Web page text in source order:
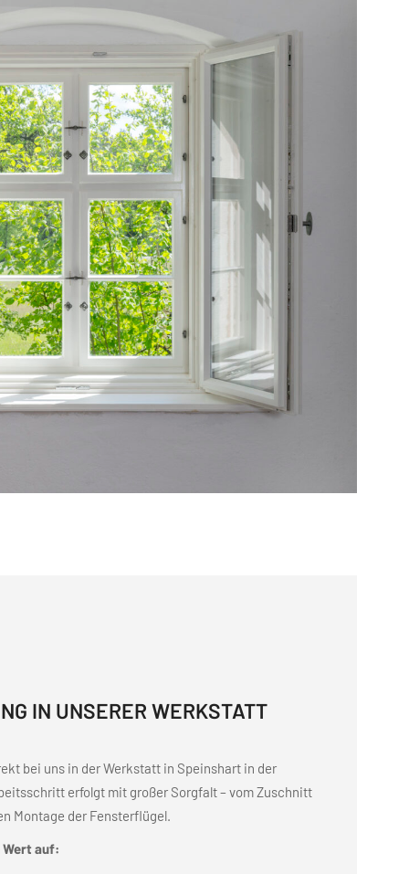
IN UNSERER WERKSTATT
bei uns in der Werkstatt in Speinshart in der
erfolgt mit großer Sorgfalt – vom Zuschnitt
Montage der Fensterflügel.
Wert auf: